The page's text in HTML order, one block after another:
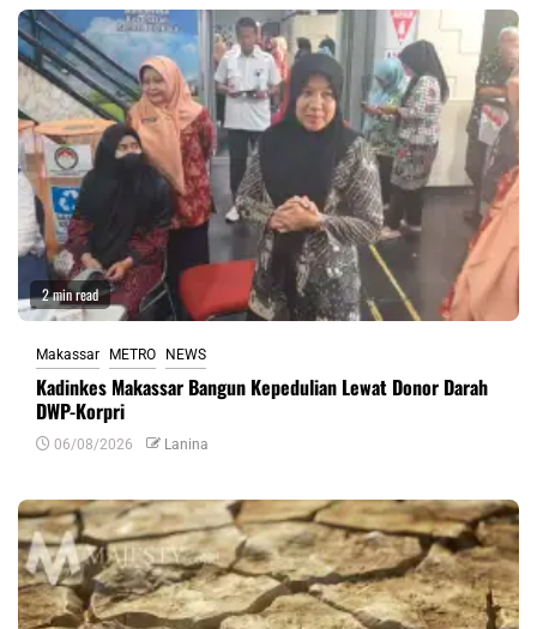
2 min read
Makassar METRO NEWS
Kadinkes Makassar Bangun Kepedulian Lewat Donor Darah
DWP-Korpri
06/08/2026 Lanina